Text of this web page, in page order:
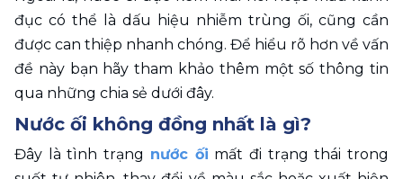
đục có thể là dấu hiệu nhiễm trùng ối, cũng cần
được can thiệp nhanh chóng. Để hiểu rõ hơn về vấn
đề này bạn hãy tham khảo thêm một số thông tin
qua những chia sẻ dưới đây.
Nước ối không đồng nhất là gì?
Đây là tình trạng nước ối mất đi trạng thái trong